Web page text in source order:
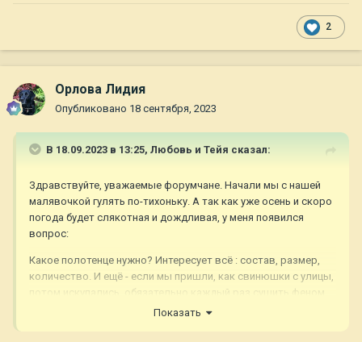
2
Орлова Лидия
Опубликовано 18 сентября, 2023
В 18.09.2023 в 13:25, Любовь и Тейя сказал:
Здравствуйте, уважаемые форумчане. Начали мы с нашей
малявочкой гулять по-тихоньку. А так как уже осень и скоро
погода будет слякотная и дождливая, у меня появился
вопрос:
Какое полотенце нужно? Интересует всё : состав, размер,
количество. И ещё - если мы пришли, как свинюшки с улицы,
потом искупались, обязательно каждый раз сушить феном
или можно просто хорошо вытереть?
Показать